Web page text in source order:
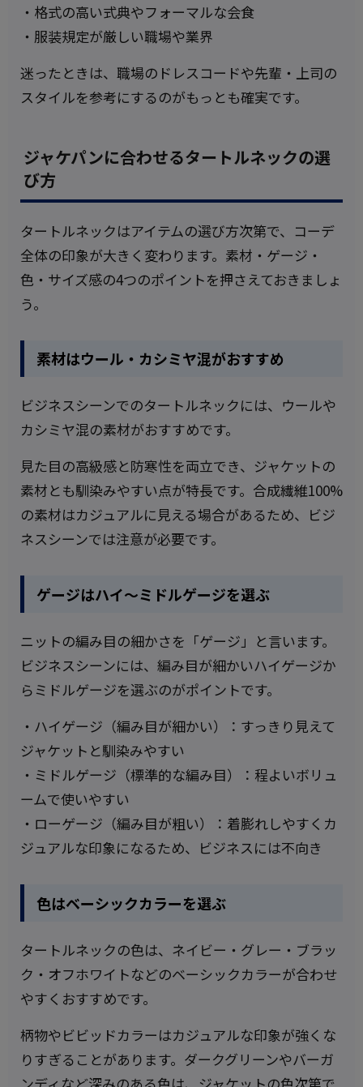
・格式の高い式典やフォーマルな会食
・服装規定が厳しい職場や業界
迷ったときは、職場のドレスコードや先輩・上司の
スタイルを参考にするのがもっとも確実です。
ジャケパンに合わせるタートルネックの選
び方
タートルネックはアイテムの選び方次第で、コーデ
全体の印象が大きく変わります。素材・ゲージ・
色・サイズ感の4つのポイントを押さえておきましょ
う。
素材はウール・カシミヤ混がおすすめ
ビジネスシーンでのタートルネックには、ウールや
カシミヤ混の素材がおすすめです。
見た目の高級感と防寒性を両立でき、ジャケットの
素材とも馴染みやすい点が特長です。合成繊維100%
の素材はカジュアルに見える場合があるため、ビジ
ネスシーンでは注意が必要です。
ゲージはハイ〜ミドルゲージを選ぶ
ニットの編み目の細かさを「ゲージ」と言います。
ビジネスシーンには、編み目が細かいハイゲージか
らミドルゲージを選ぶのがポイントです。
・ハイゲージ（編み目が細かい）：すっきり見えて
ジャケットと馴染みやすい
・ミドルゲージ（標準的な編み目）：程よいボリュ
ームで使いやすい
・ローゲージ（編み目が粗い）：着膨れしやすくカ
ジュアルな印象になるため、ビジネスには不向き
色はベーシックカラーを選ぶ
タートルネックの色は、ネイビー・グレー・ブラッ
ク・オフホワイトなどのベーシックカラーが合わせ
やすくおすすめです。
柄物やビビッドカラーはカジュアルな印象が強くな
りすぎることがあります。ダークグリーンやバーガ